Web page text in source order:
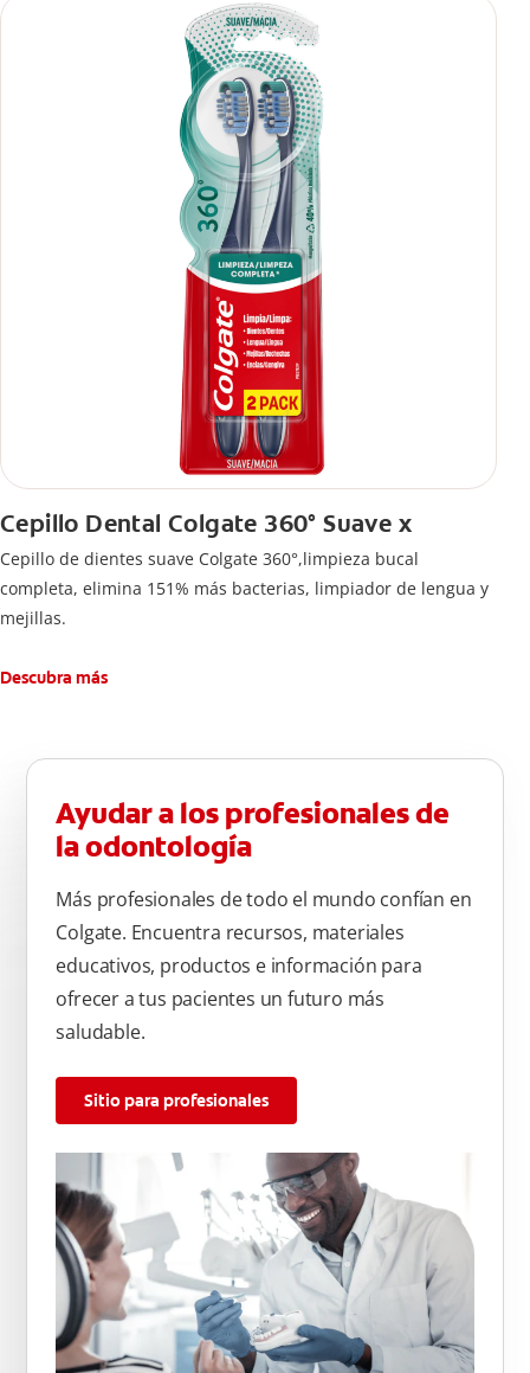
Cepillo Dental Colgate 360° Suave x
Cepillo de dientes suave Colgate 360°,limpieza bucal
completa, elimina 151% más bacterias, limpiador de lengua y
mejillas.
Descubra más
Ayudar a los profesionales de
la odontología
Más profesionales de todo el mundo confían en
Colgate. Encuentra recursos, materiales
educativos, productos e información para
ofrecer a tus pacientes un futuro más
saludable.
Sitio para profesionales